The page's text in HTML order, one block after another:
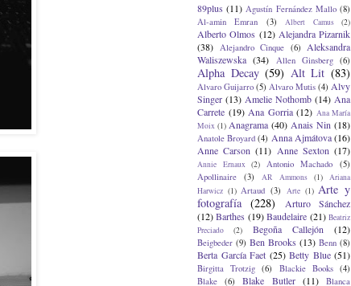
89plus (11) Agustín Fernández Mallo (8)
Al-amin Emran
(3) Albert Camus (2)
Alberto Olmos (12) Alejandra Pizarnik
(38)
Alejandro Cinque (6)
Aleksandra
Waliszewska (34) Allen Ginsberg (6)
Alpha Decay (59) Alt Lit (83)
Alvaro Guijarro (5) Alvaro Mutis (4) Alvy
Singer (13) Amelie Nothomb (14) Ana
Carrete (19) Ana Gorria (12) Ana María
Moix (1) Anagrama (40) Anais Nin (18)
Anatole Broyard (4) Anna Ajmátova (16)
Anne Carson (11) Anne Sexton (17)
Annie Ernaux (2) Antonio Machado
(5)
Apollinaire
(3) AR Ammons (1)
Ariana
Harwicz (1) Artaud (3) Arte (1) Arte y
fotografía (228)
Arturo Sánchez
(12) Barthes (19) Baudelaire (21) Beatriz
Preciado
(2) Begoña Callejón (12)
Beigbeder (9) Ben Brooks (13) Benn (8)
Berta García Faet (25) Betty Blue (51)
Birgitta Trotzig (6) Blackie Books (4)
Blake
(6) Blake Butler (11)
Blanca